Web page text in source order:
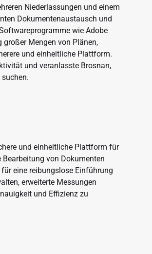
Niederlassungen und einem
Dokumentenaustausch und
wie Adobe
Mengen von Plänen,
und einheitliche Plattform.
und veranlasste Brosnan,
und einheitliche Plattform für
von Dokumenten
eine reibungslose Einführung
erweiterte Messungen
und Effizienz zu